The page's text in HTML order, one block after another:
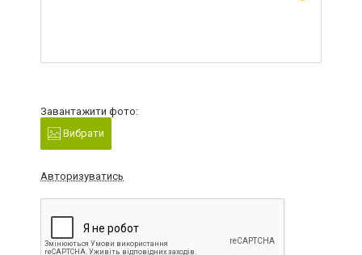
Завантажити фото:
Вибрати
Авторизуватись